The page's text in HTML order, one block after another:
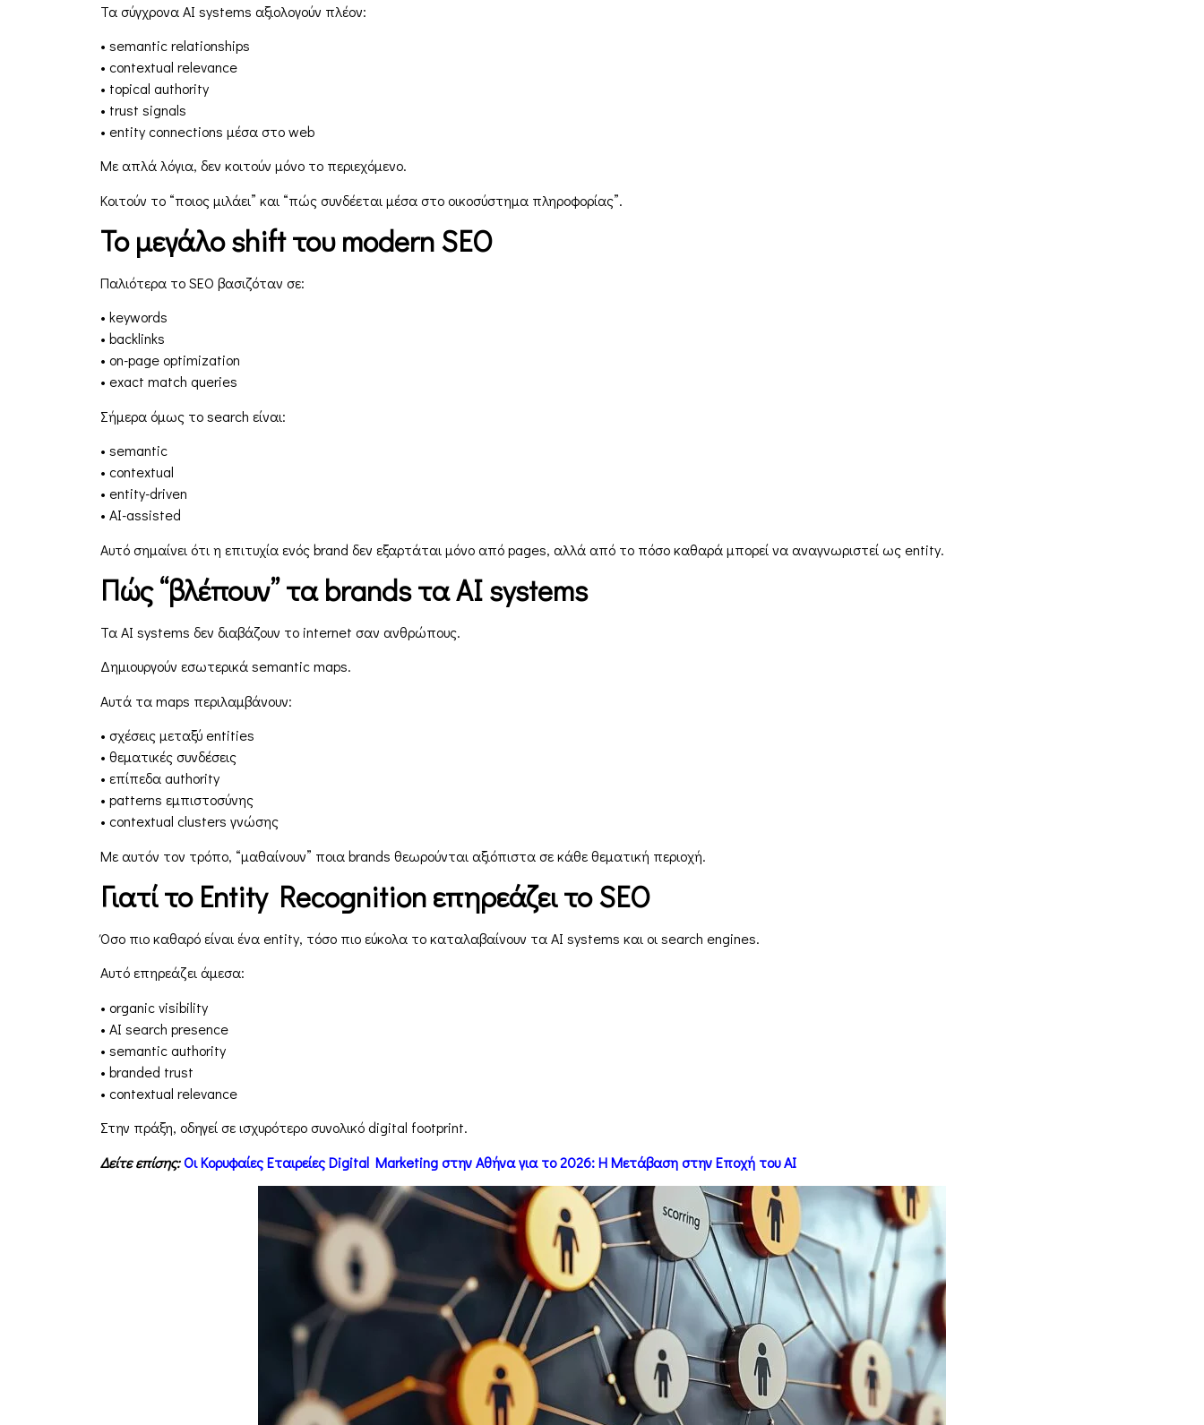
Τα σύγχρονα AI systems αξιολογούν πλέον:
• semantic relationships
• contextual relevance
• topical authority
• trust signals
• entity connections μέσα στο web
Με απλά λόγια, δεν κοιτούν μόνο το περιεχόμενο.
Κοιτούν το “ποιος μιλάει” και “πώς συνδέεται μέσα στο οικοσύστημα πληροφορίας”.
Το μεγάλο shift του modern SEO
Παλιότερα το SEO βασιζόταν σε:
• keywords
• backlinks
• on-page optimization
• exact match queries
Σήμερα όμως το search είναι:
• semantic
• contextual
• entity-driven
• AI-assisted
Αυτό σημαίνει ότι η επιτυχία ενός brand δεν εξαρτάται μόνο από pages, αλλά από το πόσο καθαρά μπορεί να αναγνωριστεί ως entity.
Πώς “βλέπουν” τα brands τα AI systems
Τα AI systems δεν διαβάζουν το internet σαν ανθρώπους.
Δημιουργούν εσωτερικά semantic maps.
Αυτά τα maps περιλαμβάνουν:
• σχέσεις μεταξύ entities
• θεματικές συνδέσεις
• επίπεδα authority
• patterns εμπιστοσύνης
• contextual clusters γνώσης
Με αυτόν τον τρόπο, “μαθαίνουν” ποια brands θεωρούνται αξιόπιστα σε κάθε θεματική περιοχή.
Γιατί το Entity Recognition επηρεάζει το SEO
Όσο πιο καθαρό είναι ένα entity, τόσο πιο εύκολα το καταλαβαίνουν τα AI systems και οι search engines.
Αυτό επηρεάζει άμεσα:
• organic visibility
• AI search presence
• semantic authority
• branded trust
• contextual relevance
Στην πράξη, οδηγεί σε ισχυρότερο συνολικό digital footprint.
Δείτε επίσης:Οι Κορυφαίες Εταιρείες Digital Marketing στην Αθήνα για το 2026: Η Μετάβαση στην Εποχή του AI